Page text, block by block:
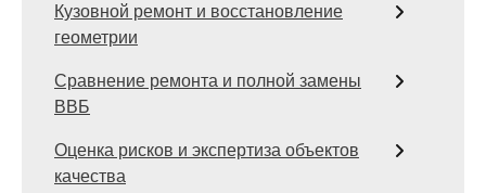
Кузовной ремонт и восстановление
геометрии
Сравнение ремонта и полной замены
ВВБ
Оценка рисков и экспертиза объектов
качества